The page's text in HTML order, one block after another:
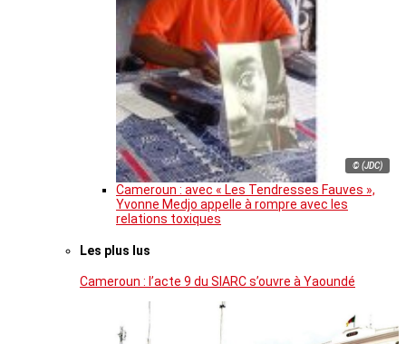
© (JDC)
Cameroun : avec « Les Tendresses Fauves »,
Yvonne Medjo appelle à rompre avec les
relations toxiques
Les plus lus
Cameroun : l’acte 9 du SIARC s’ouvre à Yaoundé